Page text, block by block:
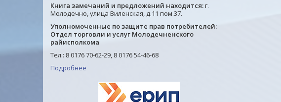
Книга замечаний и предложений находится:г.
Молодечно, улица Виленская, д.11 пом.37.
Уполномоченные по защите прав потребителей:
Отдел торговли и услуг Молодечненского
райисполкома
Тел.: 8 0176 70-62-29, 8 0176 54-46-68
Подробнее